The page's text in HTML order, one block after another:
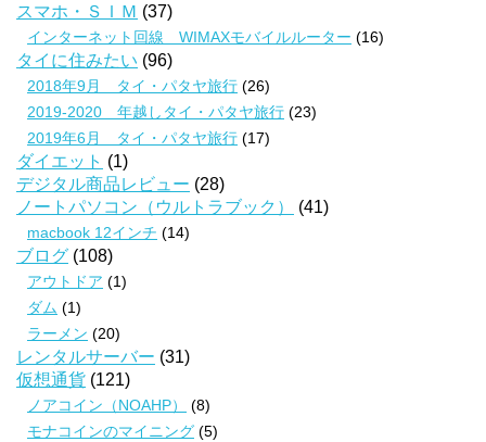
スマホ・ＳＩＭ (37)
インターネット回線 WIMAXモバイルルーター (16)
タイに住みたい (96)
2018年9月 タイ・パタヤ旅行 (26)
2019-2020 年越しタイ・パタヤ旅行 (23)
2019年6月 タイ・パタヤ旅行 (17)
ダイエット (1)
デジタル商品レビュー (28)
ノートパソコン（ウルトラブック）
(41)
macbook 12インチ (14)
ブログ (108)
アウトドア (1)
ダム (1)
ラーメン (20)
レンタルサーバー (31)
仮想通貨 (121)
ノアコイン（NOAHP）
(8)
モナコインのマイニング (5)